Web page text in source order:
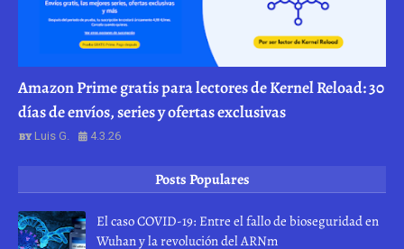
Amazon Prime gratis para lectores de Kernel Reload: 30
días de envíos, series y ofertas exclusivas
Luis G. 4.3.26
Posts Populares
El caso COVID-19: Entre el fallo de bioseguridad en
Wuhan y la revolución del ARNm